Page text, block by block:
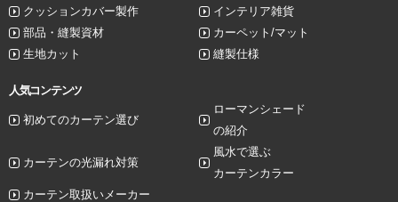
クッションカバー製作
インテリア雑貨
部品・縫製資材
カーペット/マット
生地カット
縫製仕様
人気コンテンツ
初めてのカーテン選び
ローマンシェード
の紹介
カーテンの光漏れ対策
風水で選ぶ
カーテンカラー
カーテン取扱いメーカー